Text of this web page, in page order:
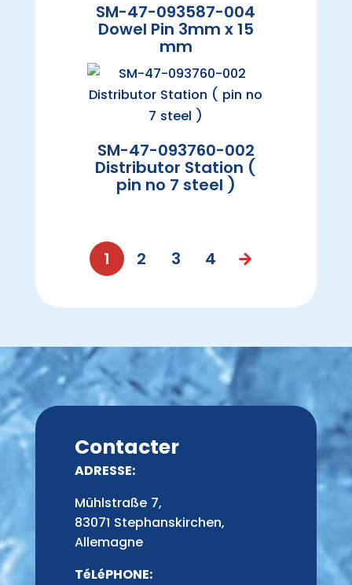
SM-47-093587-004
Dowel Pin 3mm x 15
mm
SM-47-093760-002
Distributor Station (
pin no 7 steel )
1 2 3 4
Contacter
ADRESSE:
Mühlstraße 7,
83071 Stephanskirchen,
Allemagne
TéLéPHONE: